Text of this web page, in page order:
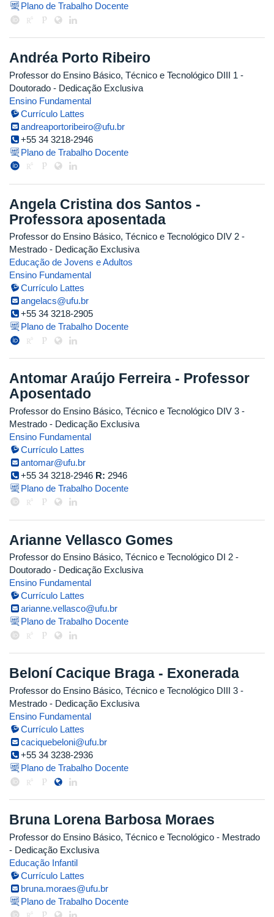
Plano de Trabalho Docente
Andréa Porto Ribeiro
Professor do Ensino Básico, Técnico e Tecnológico DIII 1 -
Doutorado - Dedicação Exclusiva
Ensino Fundamental
Currículo Lattes
andreaportoribeiro@ufu.br
+55 34 3218-2946
Plano de Trabalho Docente
Angela Cristina dos Santos -
Professora aposentada
Professor do Ensino Básico, Técnico e Tecnológico DIV 2 -
Mestrado - Dedicação Exclusiva
Educação de Jovens e Adultos
Ensino Fundamental
Currículo Lattes
angelacs@ufu.br
+55 34 3218-2905
Plano de Trabalho Docente
Antomar Araújo Ferreira - Professor
Aposentado
Professor do Ensino Básico, Técnico e Tecnológico DIV 3 -
Mestrado - Dedicação Exclusiva
Ensino Fundamental
Currículo Lattes
antomar@ufu.br
+55 34 3218-2946 R: 2946
Plano de Trabalho Docente
Arianne Vellasco Gomes
Professor do Ensino Básico, Técnico e Tecnológico DI 2 -
Doutorado - Dedicação Exclusiva
Ensino Fundamental
Currículo Lattes
arianne.vellasco@ufu.br
Plano de Trabalho Docente
Beloní Cacique Braga - Exonerada
Professor do Ensino Básico, Técnico e Tecnológico DIII 3 -
Mestrado - Dedicação Exclusiva
Ensino Fundamental
Currículo Lattes
caciquebeloni@ufu.br
+55 34 3238-2936
Plano de Trabalho Docente
Bruna Lorena Barbosa Moraes
Professor do Ensino Básico, Técnico e Tecnológico - Mestrado
- Dedicação Exclusiva
Educação Infantil
Currículo Lattes
bruna.moraes@ufu.br
Plano de Trabalho Docente